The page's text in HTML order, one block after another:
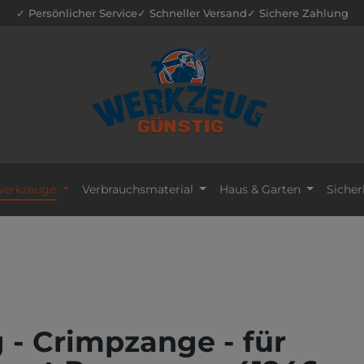
✓ Persönlicher Service✓ Schneller Versand✓ Sichere Zahlung
Verbrauchsmaterial Haus & Garten
Crimpzange - für